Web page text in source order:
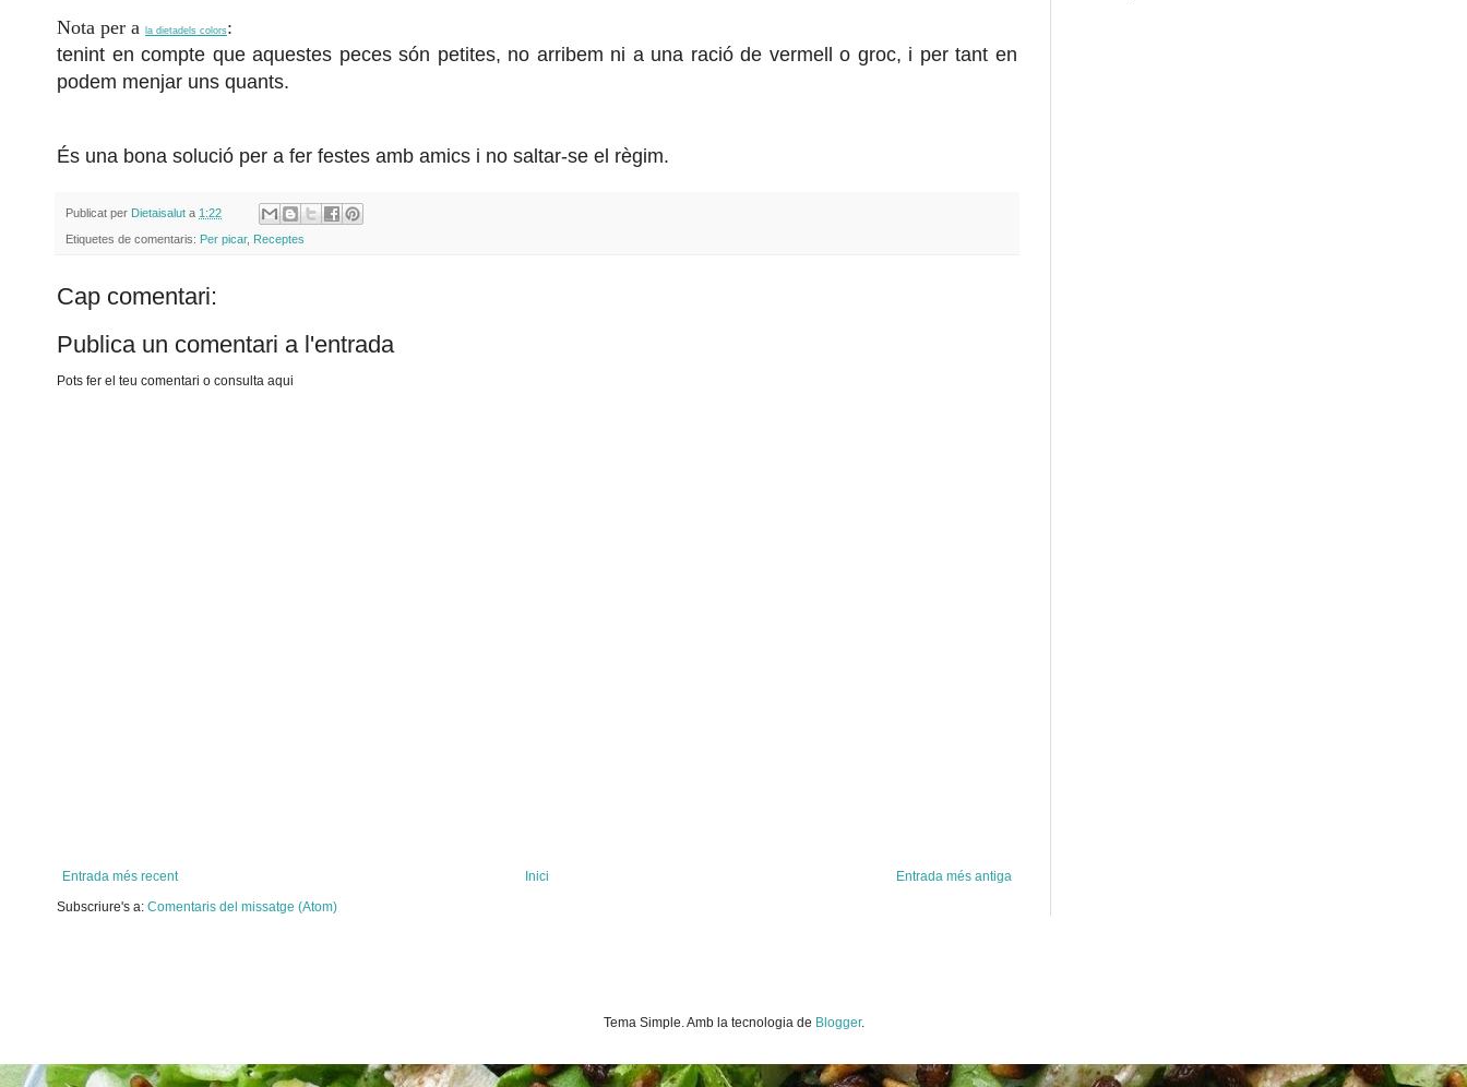
Nota per a la dietadels colors:
tenint en compte que aquestes peces són petites, no arribem ni a una ració de vermell o groc, i per tant en
podem menjar uns quants.
És una bona solució per a fer festes amb amics i no saltar-se el règim.
Publicat per Dietaisalut a 1:22
Etiquetes de comentaris: Per picar, Receptes
Cap comentari:
Publica un comentari a l'entrada
Pots fer el teu comentari o consulta aqui
Entrada més recent Entrada més antiga
Inici
Subscriure's a: Comentaris del missatge (Atom)
Tema Simple. Amb la tecnologia de Blogger.